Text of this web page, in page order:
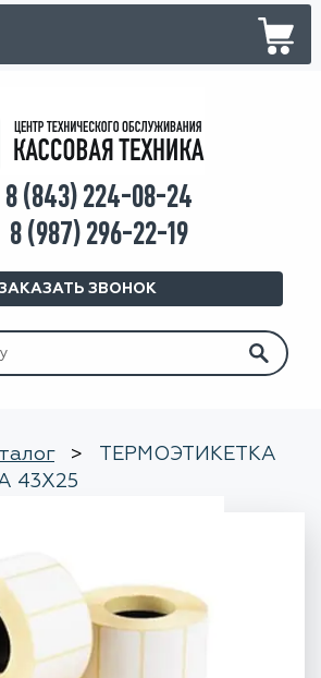
8 (843) 224-08-24
8 (987) 296-22-19
ЗВОНОК
>
ТЕРМОЭТИКЕТКА
43Х25